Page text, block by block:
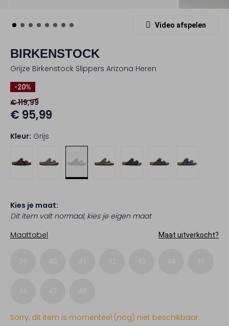
Video afspelen
BIRKENSTOCK
Grijze Birkenstock Slippers Arizona Heren
-20%
€ 119,99
€ 95,99
Kleur: Grijs
Kies je maat:
Dit item valt normaal, kies je eigen maat
Maattabel
Maat uitverkocht?
Sorry, dit item is momenteel (nog) niet beschikbaar.